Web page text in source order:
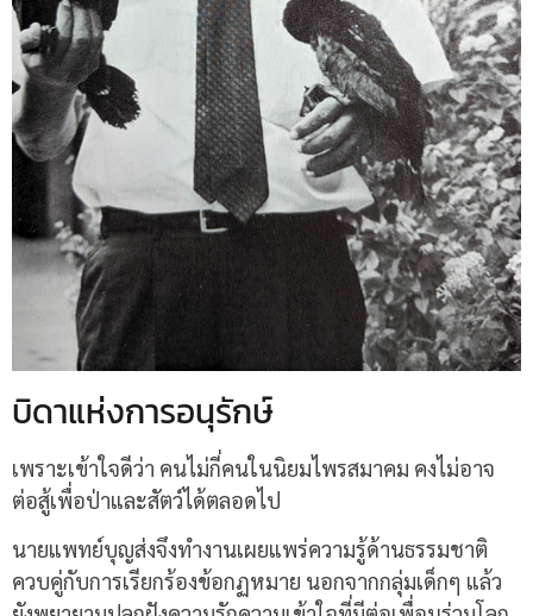
บิดาแห่งการอนุรักษ์
เพราะเข้าใจดีว่า คนไม่กี่คนในนิยมไพรสมาคม คงไม่อาจ
ต่อสู้เพื่อป่าและสัตว์ได้ตลอดไป
นายแพทย์บุญส่งจึงทำงานเผยแพร่ความรู้ด้านธรรมชาติ
ควบคู่กับการเรียกร้องข้อกฏหมาย นอกจากกลุ่มเด็กๆ แล้ว